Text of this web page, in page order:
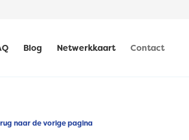
Blog Netwerkkaart Contact
naar de vorige pagina